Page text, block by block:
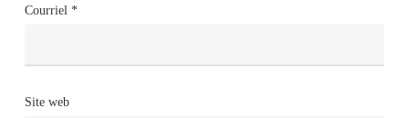
Courriel *
Site web